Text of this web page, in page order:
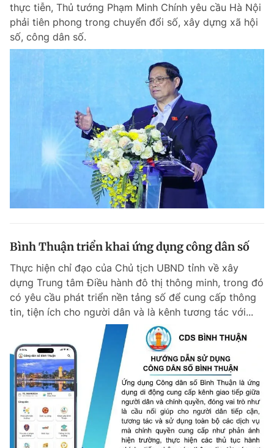
thực tiễn, Thủ tướng Phạm Minh Chính yêu cầu Hà Nội
phải tiên phong trong chuyển đổi số, xây dựng xã hội
số, công dân số.
Bình Thuận triển khai ứng dụng công dân số
Thực hiện chỉ đạo của Chủ tịch UBND tỉnh về xây
dựng Trung tâm Điều hành đô thị thông minh, trong đó
có yêu cầu phát triển nền tảng số để cung cấp thông
tin, tiện ích cho người dân và là kênh tương tác với...